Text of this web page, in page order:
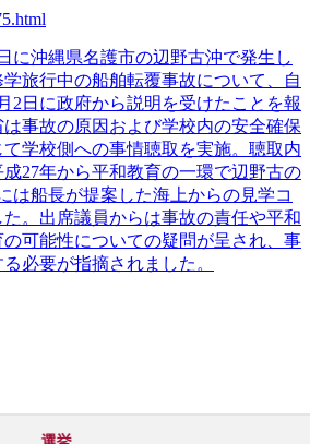
に沖縄県名護市の辺野古沖で発生し
旅行中の船舶転覆事故について、自
2日に政府から説明を受けたことを報
事故の原因および学校内の安全確保
学校側への事情聴取を実施。聴取内
27年から平和教育の一環で辺野古の
は船長が提案した海上からの見学コ
。出席議員からは事故の責任や平和
可能性についての疑問が呈され、事
必要が指摘されました。